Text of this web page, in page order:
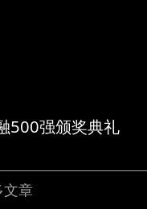
500强颁奖典礼
文章